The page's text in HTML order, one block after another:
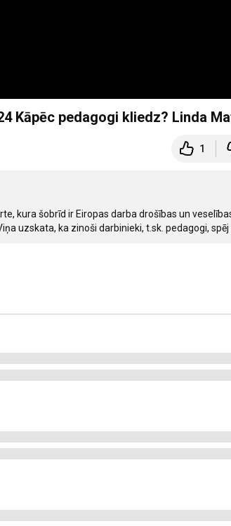
Kāpēc pedagogi kliedz? Linda
1
kura šobrīd ir Eiropas darba drošības un
uzskata, ka zinoši darbinieki, t.sk. pedagogi,